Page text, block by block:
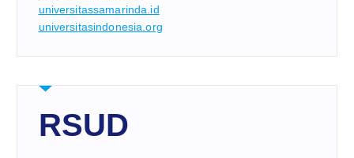
universitassamarinda.id
universitasindonesia.org
RSUD